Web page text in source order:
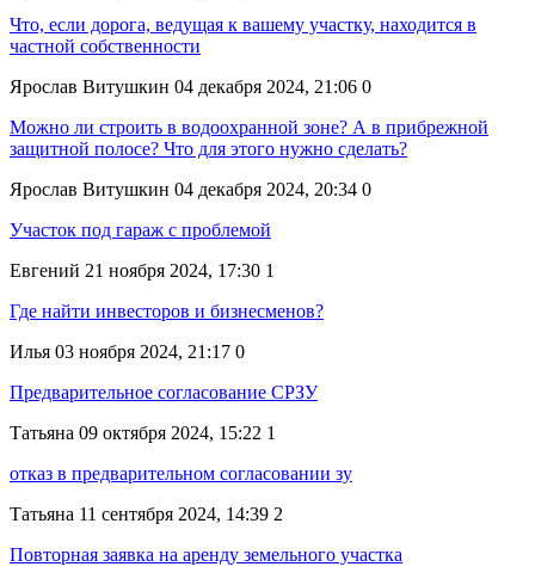
Что, если дорога, ведущая к вашему участку, находится в
частной собственности
Ярослав Витушкин 04 декабря 2024, 21:06 0
Можно ли строить в водоохранной зоне? А в прибрежной
защитной полосе? Что для этого нужно сделать?
Ярослав Витушкин 04 декабря 2024, 20:34 0
Участок под гараж с проблемой
Евгений 21 ноября 2024, 17:30 1
Где найти инвесторов и бизнесменов?
Илья 03 ноября 2024, 21:17 0
Предварительное согласование СРЗУ
Татьяна 09 октября 2024, 15:22 1
отказ в предварительном согласовании зу
Татьяна 11 сентября 2024, 14:39 2
Повторная заявка на аренду земельного участка